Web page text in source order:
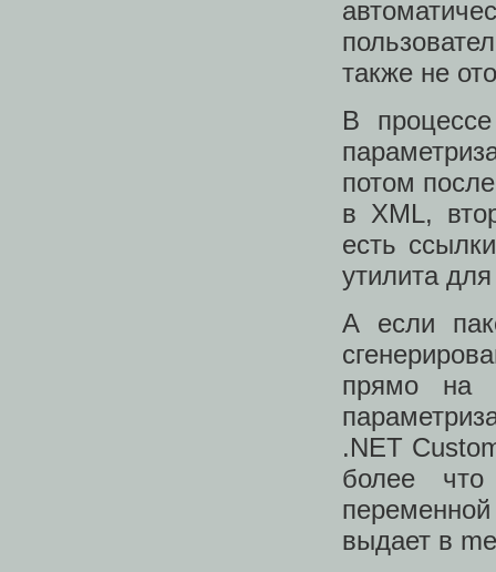
также не
В
потом
в XML,
есть
утилита
А если
прямо на
.NET
более
выдает в